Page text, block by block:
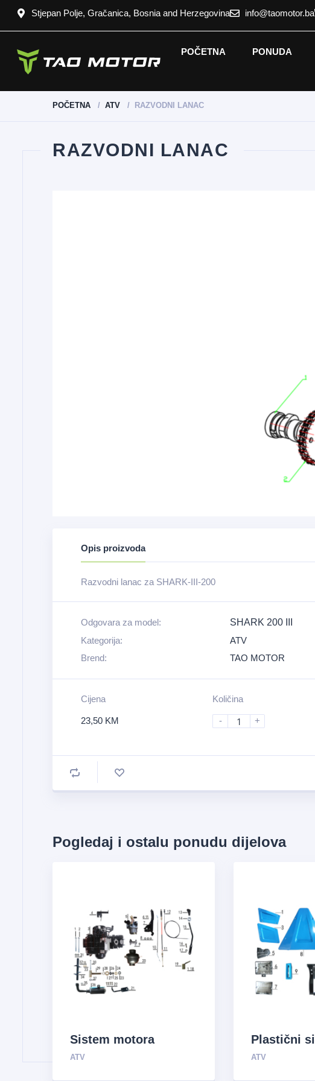
Stjepan Polje, Gračanica, Bosnia and Herzegovina info@taomotor.ba
POČETNA PONUDA
POČETNA ATV RAZVODNI LANAC
RAZVODNI LANAC
Opis proizvoda
Razvodni lanac za SHARK-III-200
Odgovara za model:
SHARK 200 III
Kategorija:
ATV
Brend:
TAO MOTOR
Cijena
23,50 KM
Količina
- +
Pogledaj i ostalu ponudu dijelova
Sistem motora
ATV
Plastični
ATV